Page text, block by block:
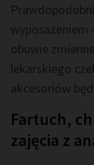
wyposażeniem
obuwie
lekarskiego
akcesoriów
Fartuch,
zajęcia z